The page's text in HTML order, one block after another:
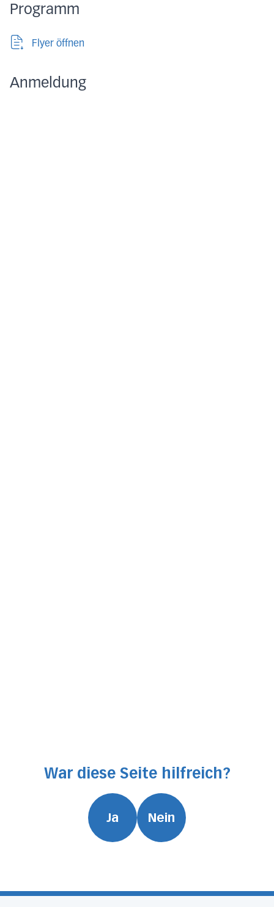
Programm
Flyer öffnen
Anmeldung
War diese Seite hilfreich?
Ja Nein